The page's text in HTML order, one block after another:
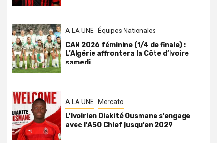
A LA UNE Équipes Nationales
CAN 2026 féminine (1/4 de finale) :
L’Algérie affrontera la Côte d’Ivoire
samedi
A LA UNE Mercato
L’Ivoirien Diakité Ousmane s’engage
avec l’ASO Chlef jusqu’en 2029